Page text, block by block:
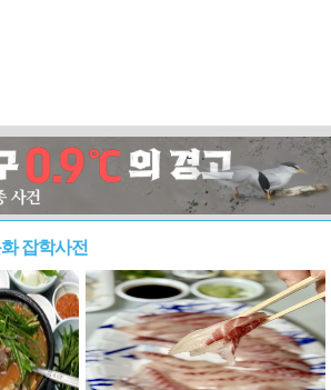
잡학사전